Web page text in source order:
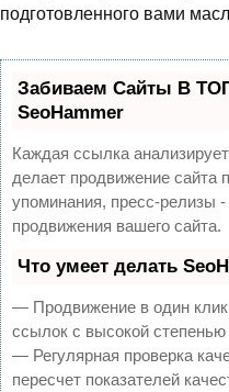
подготовленного вами
Забиваем Сайты В
SeoHammer
Каждая ссылка
делает продвижение сайта
упоминания, пресс-релизы
продвижения вашего сайта.
Что умеет делать
— Продвижение в один
ссылок с высокой
— Регулярная проверка
пересчет показателей